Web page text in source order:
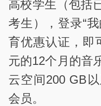
高校学生（包括
考生），登录“
育优惠认证，即
元的12个月的音
云空间200 GB
会员。